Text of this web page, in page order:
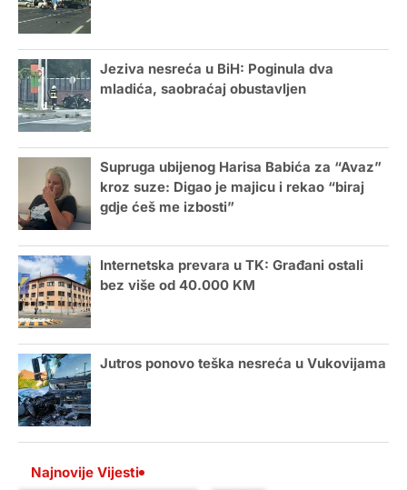
Jeziva nesreća u BiH: Poginula dva
mladića, saobraćaj obustavljen
Supruga ubijenog Harisa Babića za “Avaz”
kroz suze: Digao je majicu i rekao “biraj
gdje ćeš me izbosti”
Internetska prevara u TK: Građani ostali
bez više od 40.000 KM
Jutros ponovo teška nesreća u Vukovijama
Najnovije Vijesti